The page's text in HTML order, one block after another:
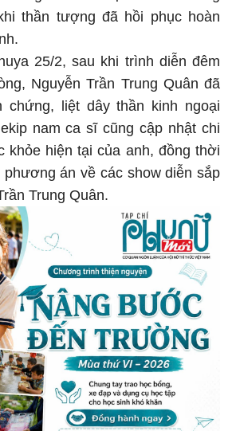
thần tượng đã hồi phục hoàn
25/2, sau khi trình diễn đêm
Nguyễn Trần Trung Quân đã
chứng, liệt dây thần kinh ngoại
nam ca sĩ cũng cập nhật chi
khỏe hiện tại của anh, đồng thời
án về các show diễn sắp
Trung Quân.